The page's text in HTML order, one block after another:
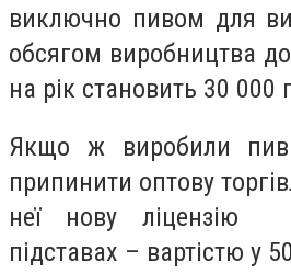
виключно пивом для
обсягом виробництва до
на рік становить 30 000
Якщо ж виробили
припинити оптову
неї нову ліцензію
підставах – вартістю у